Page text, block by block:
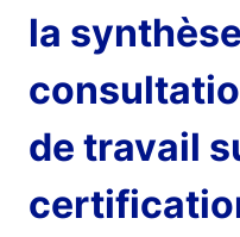
la
de travail